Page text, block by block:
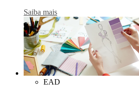
Saiba mais
EAD